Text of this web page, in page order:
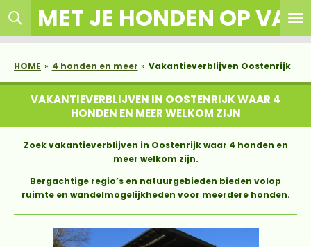
Ga
direct
naar
hoofdinhoud
MET JE HONDEN OP
HOME » 4 honden en meer » Vakantieverblijven Oostenrijk
VAKANTIEVERBLIJVEN IN OOSTENRIJK WAAR 4
HONDEN EN MEER WELKOM ZIJN
Zoek vakantieverblijven in Oostenrijk waar 4 honden en
meer welkom zijn.
Bergachtige regio’s en natuurgebieden bieden volop
ruimte en wandelmogelijkheden voor meerdere honden.